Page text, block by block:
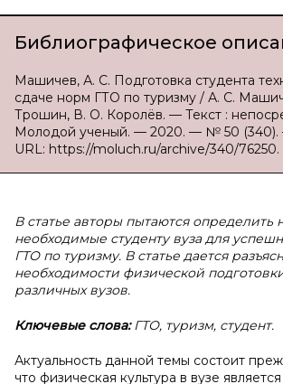
Библиографическое
Машичев, А. С. Подготовка студента
сдаче норм ГТО по туризму / А. С.
Трошин, В. О. Королёв. — Текст :
Молодой ученый. — 2020. — № 50 (340).
URL: https://moluch.ru/archive/340/76250.
В статье авторы пытаются определить
необходимые студенту вуза для
ГТО по туризму. В статье дается
необходимости физической
различных вузов.
Ключевые слова:ГТО, туризм, студент.
Актуальность данной темы состоит
что физическая культура в вузе